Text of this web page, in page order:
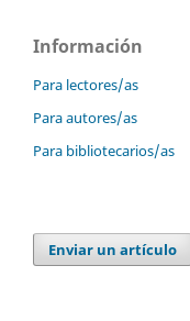
Información
Para lectores/as
Para autores/as
Para bibliotecarios/as
Enviar un artículo